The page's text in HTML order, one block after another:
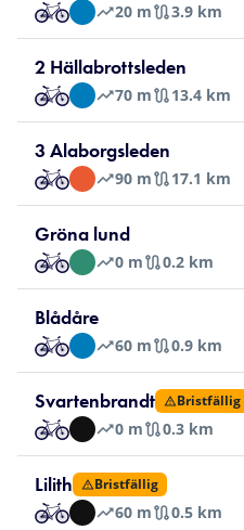
20 m 3.9 km
2 Hällabrottsleden
70 m 13.4 km
3 Alaborgsleden
90 m 17.1 km
Gröna lund
0 m 0.2 km
Blådåre
60 m 0.9 km
Svartenbrandt Bristfällig
0 m 0.3 km
Lilith Bristfällig
60 m 0.5 km